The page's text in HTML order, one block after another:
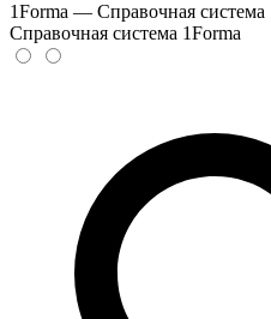
1Forma — Справочная система
Справочная система 1Forma